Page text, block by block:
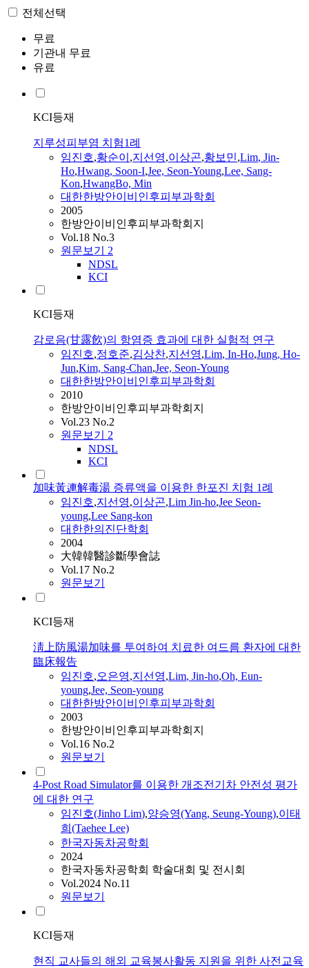
전체선택
무료
기관내 무료
유료
KCI등재
지루성피부염 치험1례
임진호,황순이 ,지선영,이상곤,황보민,Lim, Jin-
Ho,Hwang, Soon-I,Jee, Seon-Young,Lee, Sang-
Kon,HwangBo, Min
대한한방안이비인후피부과학회
2005
한방안이비인후피부과학회지
Vol.18 No.3
원문보기 2
NDSL
KCI
KCI등재
감로음(甘露飮)의 항염증 효과에 대한 실험적 연구
임진호,정호준,김상찬,지선영,Lim, In-Ho,Jung, Ho-
Jun,Kim, Sang-Chan,Jee, Seon-Young
대한한방안이비인후피부과학회
2010
한방안이비인후피부과학회지
Vol.23 No.2
원문보기 2
NDSL
KCI
加味黃連解毒湯 증류액을 이용한 한포진 치험 1례
임진호,지선영,이상곤,Lim Jin-ho,Jee Seon-
young,Lee Sang-kon
대한한의진단학회
2004
大韓韓醫診斷學會誌
Vol.17 No.2
원문보기
KCI등재
淸上防風湯加味를 투여하여 치료한 여드름 환자에 대한
臨床報告
임진호,오은영,지선영,Lim, Jin-ho,Oh, Eun-
young,Jee, Seon-young
대한한방안이비인후피부과학회
2003
한방안이비인후피부과학회지
Vol.16 No.2
원문보기
4-Post Road Simulator를 이용한 개조전기차 안전성 평가
에 대한 연구
임진호(Jinho Lim),양승영(Yang, Seung-Young),이태
희(Taehee Lee)
한국자동차공학회
2024
한국자동차공학회 학술대회 및 전시회
Vol.2024 No.11
원문보기
KCI등재
현직 교사들의 해외 교육봉사활동 지원을 위한 사전교육